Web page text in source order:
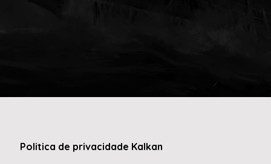
Politica de privacidade Kalkan